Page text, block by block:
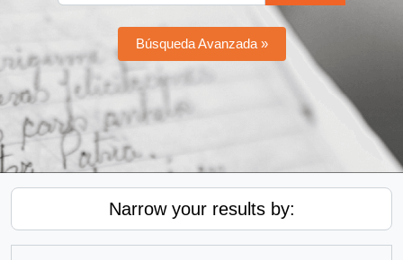
Búsqueda Avanzada »
Narrow your results by: